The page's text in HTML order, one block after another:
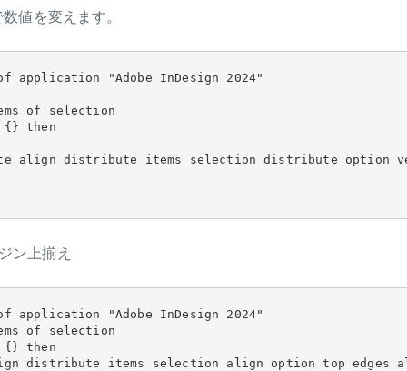
値を変えます。
application "Adobe InDesign 2024"
of selection
{} then
align distribute items selection distribute option
ン上揃え
application "Adobe InDesign 2024"
of selection
{} then
distribute items selection align option top edges